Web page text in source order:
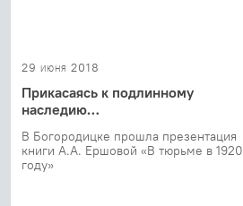
29 июня 2018
Прикасаясь к подлинному
наследию…
В Богородицке прошла презентация
книги А.А. Ершовой «В тюрьме в 1920
году»